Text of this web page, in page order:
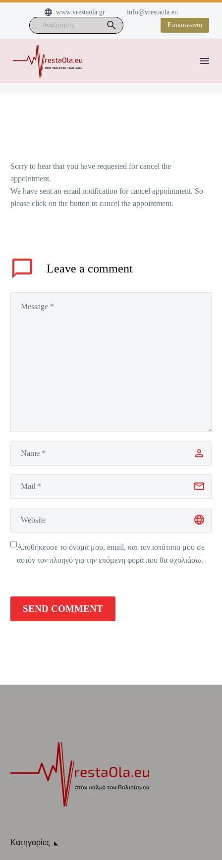

 www.vrestaola.gr
info@vrestaola.eu
Επικοινωνία
Sorry to hear that you have requested for cancel the
appointment.
We have sent an email notification for cancel appointment. So
please click on the button to cancel the appointment.
Leave a comment
Αποθήκευσε το όνομά μου, email, και τον ιστότοπο μου σε
αυτόν τον πλοηγό για την επόμενη φορά που θα σχολιάσω.
SEND COMMENT
Κατηγορίες